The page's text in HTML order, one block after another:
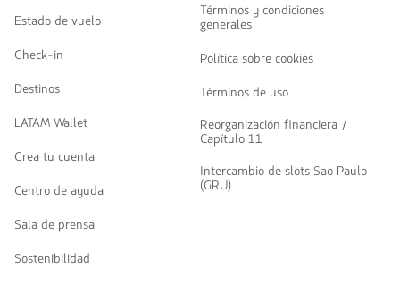
Estado de vuelo
Check-in
Destinos
LATAM Wallet
Crea tu cuenta
Centro de ayuda
Sala de prensa
Sostenibilidad
Términos y condiciones
generales
Política sobre cookies
Términos de uso
Reorganización financiera /
Capítulo 11
Intercambio de slots Sao Paulo
(GRU)